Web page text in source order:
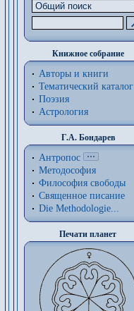
Книжное собрание
Авторы и книги
Тематический каталог
Поэзия
Астрология
Г.А. Бондарев
Антропос
Методософия
Философия cвободы
Священное писание
Die Methodologie...
Печати планет